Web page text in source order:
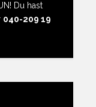
Du hast
040-209 19